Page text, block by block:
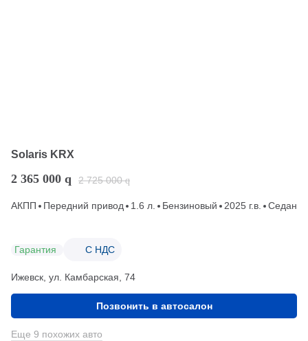
Solaris KRX
2 365 000 q 2 725 000 q
АКПП Передний привод 1.6 л. Бензиновый 2025 г.в. Седан
Гарантия С НДС
Ижевск, ул. Камбарская, 74
Позвонить в автосалон
Еще 9 похожих авто